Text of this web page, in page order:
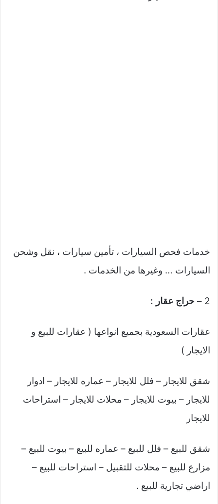
خدمات فحص السيارات ، تأمين سيارات ، نقل وشحن
السيارات … وغيرها من الخدمات .
2 – حراج عقار :
عقارات السعودية بجميع انواعها ( عقارات للبيع و
الايجار )
شقق للايجار – فلل للايجار – عماره للايجار – ادوار
للايجار – بيوت للايجار – محلات للايجار – استراحات
للايجار
شقق للبيع – فلل للبيع – عماره للبيع – بيوت للبيع –
مزارع للبيع – محلات للتقبيل – استراحات للبيع –
اراضي تجارية للبيع .